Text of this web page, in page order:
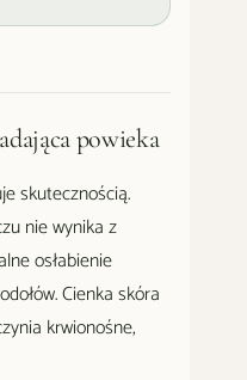
powieka
skutecznością.
nie wynika z
osłabienie
Cienka skóra
krwionośne,